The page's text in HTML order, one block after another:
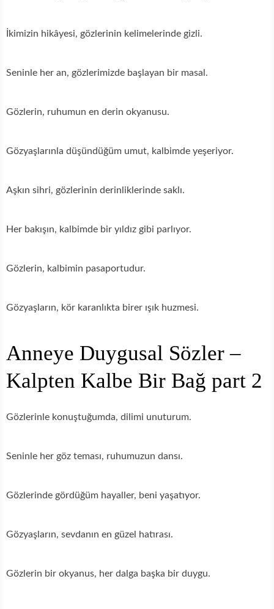
İkimizin hikâyesi, gözlerinin kelimelerinde gizli.
Seninle her an, gözlerimizde başlayan bir masal.
Gözlerin, ruhumun en derin okyanusu.
Gözyaşlarınla düşündüğüm umut, kalbimde yeşeriyor.
Aşkın sihri, gözlerinin derinliklerinde saklı.
Her bakışın, kalbimde bir yıldız gibi parlıyor.
Gözlerin, kalbimin pasaportudur.
Gözyaşların, kör karanlıkta birer ışık huzmesi.
Anneye Duygusal Sözler –
Kalpten Kalbe Bir Bağ part 2
Gözlerinle konuştuğumda, dilimi unuturum.
Seninle her göz teması, ruhumuzun dansı.
Gözlerinde gördüğüm hayaller, beni yaşatıyor.
Gözyaşların, sevdanın en güzel hatırası.
Gözlerin bir okyanus, her dalga başka bir duygu.